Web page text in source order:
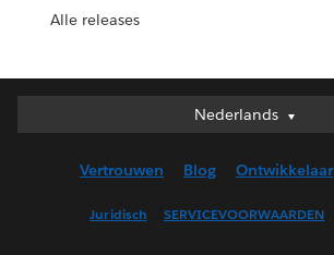
Alle releases
Nederlands
Nederlands
English (UK)
Vertrouwen Blog Ontwikkelaar
Juridisch SERVICEVOORWAARDEN